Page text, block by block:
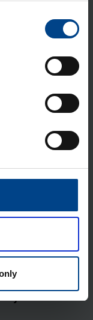
P160 3N
P160 si­sä­
120mm²
P160 3-